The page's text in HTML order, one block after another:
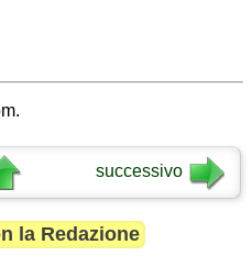
successivo
la Redazione